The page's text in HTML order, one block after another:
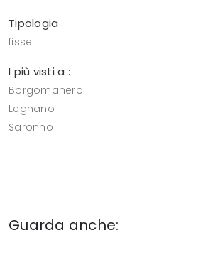
Tipologia
fisse
I più visti a :
Borgomanero
Legnano
Saronno
Guarda anche: